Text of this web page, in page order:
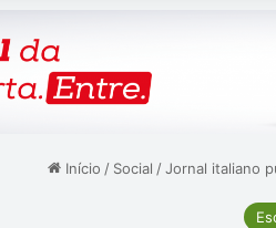
Início / Social / Jornal italiano